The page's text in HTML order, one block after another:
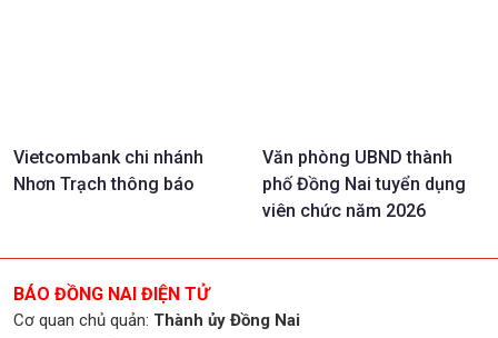
Vietcombank chi nhánh
Nhơn Trạch thông báo
Văn phòng UBND thành
phố Đồng Nai tuyển dụng
viên chức năm 2026
BÁO ĐỒNG NAI ĐIỆN TỬ
Cơ quan chủ quản: Thành ủy Đồng Nai